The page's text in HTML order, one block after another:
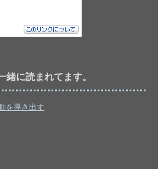
緒に読まれてます。
を導き出す